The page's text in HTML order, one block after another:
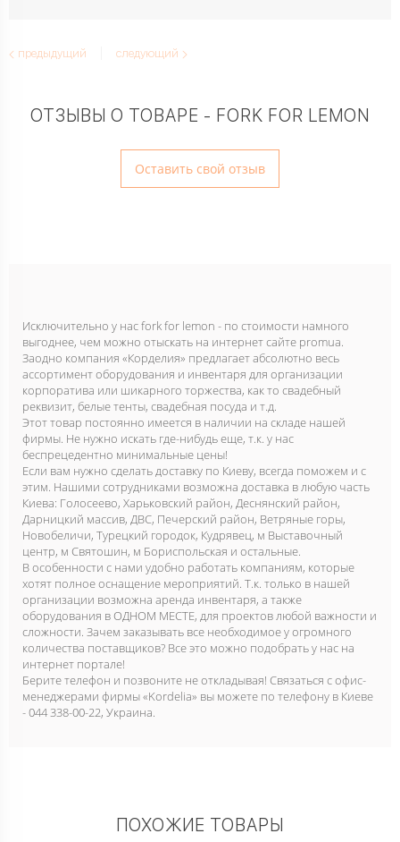
предыдущий следующий
ОТЗЫВЫ О ТОВАРЕ - FORK FOR LEMON
Оставить свой отзыв
Исключительно у нас fork for lemon - по стоимости намного
выгоднее, чем можно отыскать на интернет сайте promua.
Заодно компания «Корделия» предлагает абсолютно весь
ассортимент оборудования и инвентаря для организации
корпоратива или шикарного торжества, как то свадебный
реквизит, белые тенты, свадебная посуда и т.д.
Этот товар постоянно имеется в наличии на складе нашей
фирмы. Не нужно искать где-нибудь еще, т.к. у нас
беспрецедентно минимальные цены!
Если вам нужно сделать доставку по Киеву, всегда поможем и с
этим. Нашими сотрудниками возможна доставка в любую часть
Киева: Голосеево, Харьковский район, Деснянский район,
Дарницкий массив, ДВС, Печерский район, Ветряные горы,
Новобеличи, Турецкий городок, Кудрявец, м Выставочный
центр, м Святошин, м Бориспольская и остальные.
В особенности с нами удобно работать компаниям, которые
хотят полное оснащение мероприятий. Т.к. только в нашей
организации возможна аренда инвентаря, а также
оборудования в ОДНОМ МЕСТЕ, для проектов любой важности и
сложности. Зачем заказывать все необходимое у огромного
количества поставщиков? Все это можно подобрать у нас на
интернет портале!
Берите телефон и позвоните не откладывая! Связаться с офис-
менеджерами фирмы «Kordelia» вы можете по телефону в Киеве
- 044 338-00-22, Украина.
ПОХОЖИЕ ТОВАРЫ